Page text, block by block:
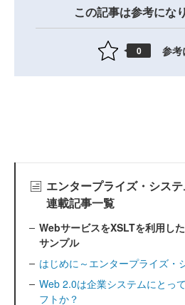
この記事は参考にな
0 参考
エンタープライズ・シス
連載記事一覧
WebサービスをXSLTを利用し
サンプル
はじめに～エンタープライズ・
Web 2.0は企業システムにとっ
フトか？